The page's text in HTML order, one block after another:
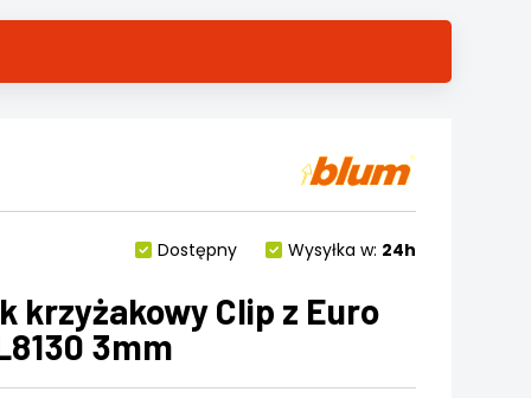
Dostępny Wysyłka w: 24h
krzyżakowy Clip z Euro
3mm